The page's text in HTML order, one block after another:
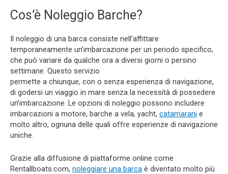
Cos’è Noleggio Barche?
Il noleggio di una barca consiste nell’affittare
temporaneamente un’imbarcazione per un periodo specifico,
che può variare da qualche ora a diversi giorni o persino
settimane. Questo servizio
permette a chiunque, con o senza esperienza di navigazione,
di godersi un viaggio in mare senza la necessità di possedere
un’imbarcazione. Le opzioni di noleggio possono includere
imbarcazioni a motore, barche a vela, yacht, catamarani e
molto altro, ognuna delle quali offre esperienze di navigazione
uniche.
Grazie alla diffusione di piattaforme online come
Rentallboats.com, noleggiare una barca è diventato molto più